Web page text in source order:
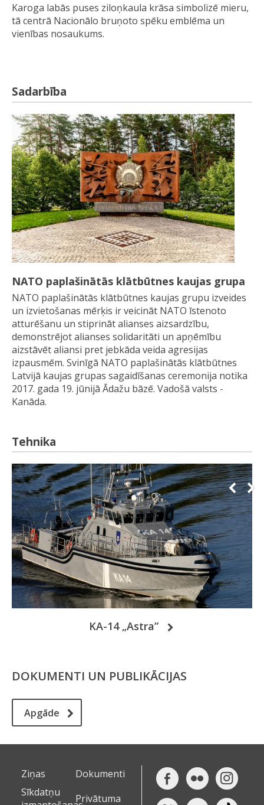
Karoga labās puses ziloņkaula krāsa simbolizē mieru,
tā centrā Nacionālo bruņoto spēku emblēma un
vienības nosaukums.
Sadarbība
NATO paplašinātās klātbūtnes kaujas grupa
NATO paplašinātās klātbūtnes kaujas grupu izveides
un izvietošanas mērķis ir veicināt NATO īstenoto
atturēšanu un stiprināt alianses aizsardzību,
demonstrējot alianses solidaritāti un apņēmību
aizstāvēt aliansi pret jebkāda veida agresijas
izpausmēm. Svinīgā NATO paplašinātās klātbūtnes
Latvijā kaujas grupas sagaidīšanas ceremonija notika
2017. gada 19. jūnijā Ādažu bāzē. Vadošā valsts -
Kanāda.
Tehnika
KA-14 „Astra”
DOKUMENTI UN PUBLIKĀCIJAS
Apgāde
Ziņas
Dokumenti
Sīkdatņu
Privātuma